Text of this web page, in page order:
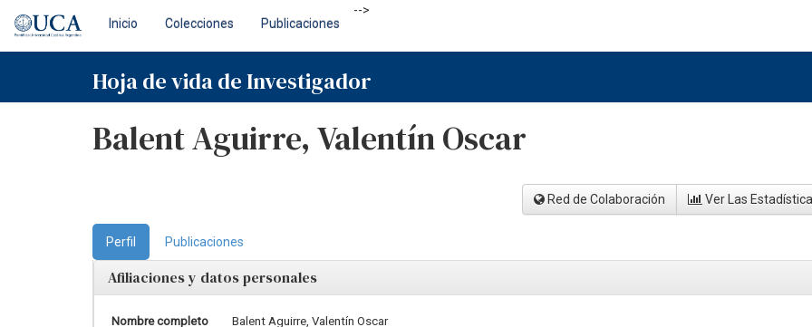
navigation
Inicio Colecciones Publicaciones
-->
Hoja de vida de Investigador
Balent Aguirre, Valentín Oscar
Red de Colaboración Ver Las
Perfil Publicaciones
Afiliaciones y datos personales
Nombre completo Balent Aguirre, Valentín Oscar